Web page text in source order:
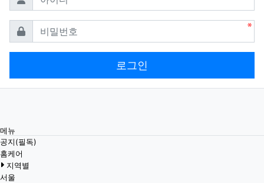
비밀번호
로그인
메뉴
공지(필독)
홈케어
지역별
서울